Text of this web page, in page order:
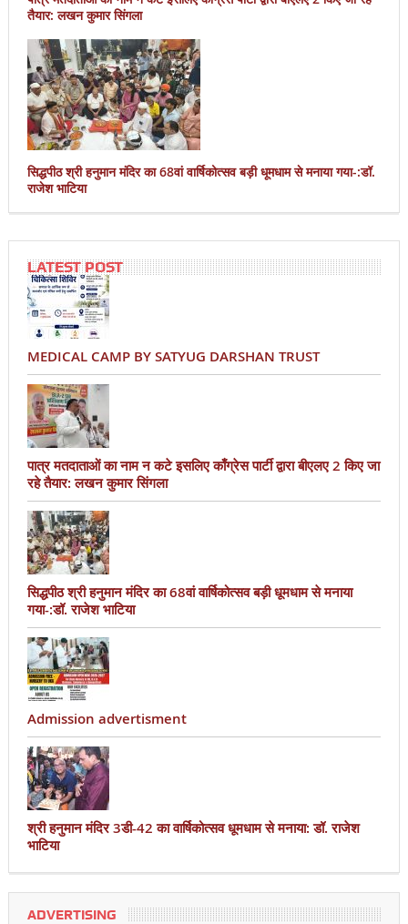
तैयार: लखन कुमार सिंगला
सिद्धपीठ श्री हनुमान मंदिर का 68वां वार्षिकोत्सव बड़ी धूमधाम से मनाया गया-:डॉ.
राजेश भाटिया
LATEST POST
MEDICAL CAMP BY SATYUG DARSHAN TRUST
पात्र मतदाताओं का नाम न कटे इसलिए काँग्रेस पार्टी द्वारा बीएलए 2 किए जा
रहे तैयार: लखन कुमार सिंगला
सिद्धपीठ श्री हनुमान मंदिर का 68वां वार्षिकोत्सव बड़ी धूमधाम से मनाया
गया-:डॉ. राजेश भाटिया
Admission advertisment
श्री हनुमान मंदिर 3डी-42 का वार्षिकोत्सव धूमधाम से मनाया: डॉ. राजेश
भाटिया
ADVERTISING